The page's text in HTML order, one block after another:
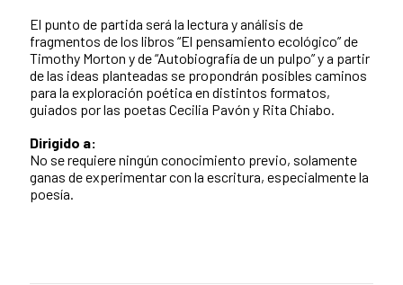
El punto de partida será la lectura y análisis de
fragmentos de los libros “El pensamiento ecológico” de
Timothy Morton y de “Autobiografía de un pulpo” y a partir
de las ideas planteadas se propondrán posibles caminos
para la exploración poética en distintos formatos,
guiados por las poetas Cecilia Pavón y Rita Chiabo.
Dirigido a:
No se requiere ningún conocimiento previo, solamente
ganas de experimentar con la escritura, especialmente la
poesía.